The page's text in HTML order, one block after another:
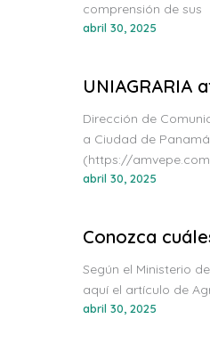
comprensión de sus
abril 30, 2025
UNIAGRARIA
Dirección de
a Ciudad de
(https://
abril 30, 2025
Conozca
Según el Ministerio
aquí el artículo de
abril 30, 2025